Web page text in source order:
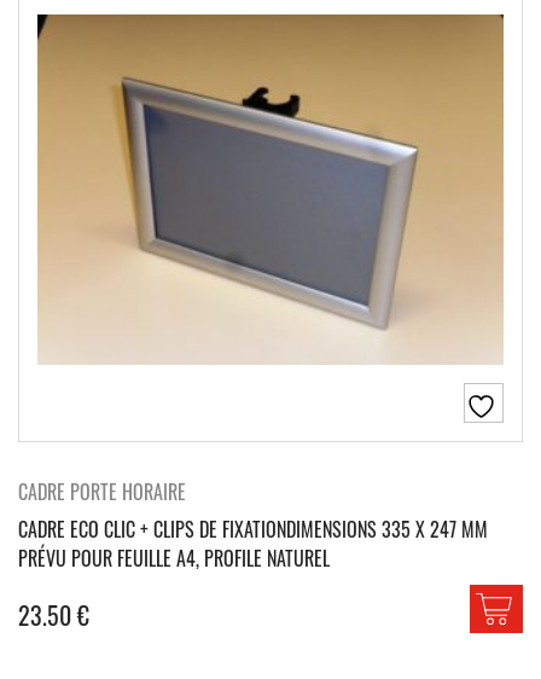
CADRE PORTE HORAIRE
CADRE ECO CLIC + CLIPS DE FIXATIONDIMENSIONS 335 X 247 MM
PRÉVU POUR FEUILLE A4, PROFILE NATUREL
23.50€